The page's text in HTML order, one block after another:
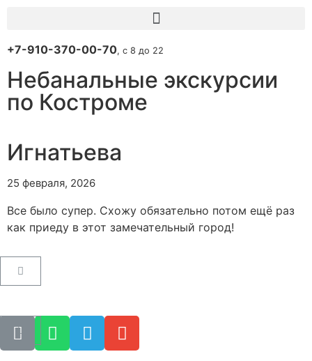
+7-910-370-00-70, с 8 до 22
Небанальные экскурсии
по Костроме
Игнатьева
25 февраля, 2026
Все было супер. Схожу обязательно потом ещё раз
как приеду в этот замечательный город!
Пользовательское соглашение
Как купить билет